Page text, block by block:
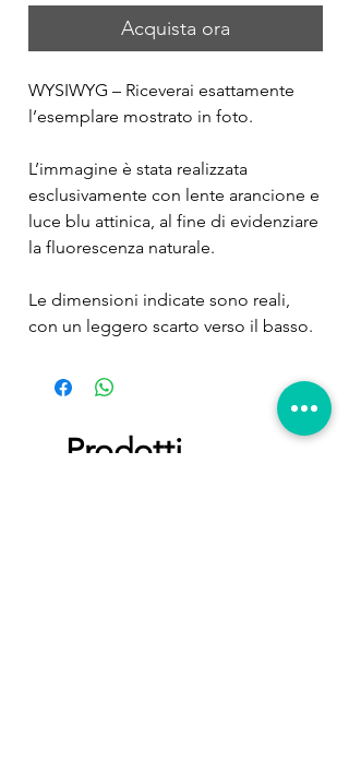
Acquista ora
WYSIWYG – Riceverai esattamente
l’esemplare mostrato in foto.
L’immagine è stata realizzata
esclusivamente con lente arancione e
luce blu attinica, al fine di evidenziare
la fluorescenza naturale.
Le dimensioni indicate sono reali,
con un leggero scarto verso il basso.
Prodotti